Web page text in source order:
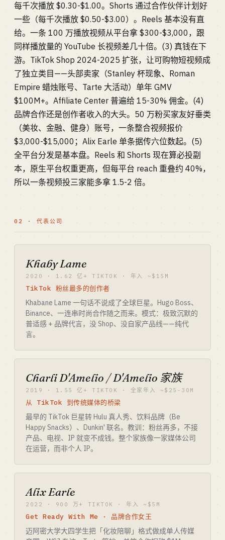
每千次播放 $0.30-$1.00。Shorts 通过合作伙伴计划好
一些（每千次播放 $0.50-$3.00）。Reels 基本没有直
给。一条 100 万播放视频从平台拿 $300-$3,000，跟
同样播放量的 YouTube 长视频差几十倍。(3) 真钱在下
游。TikTok Shop 2024-2025 扩张，让可购物短视频成
了独立类目——头部卖家（Stanley 杯现象、Roman
Empire 蜡烛账号、Tarte 大活动）单年 GMV
$100M+。Affiliate Center 普遍给 15-30% 佣金。(4)
品牌合作还是创作者收入的大头。50 万粉买家友好垂类
（美妆、金融、健身）账号，一条整合视频报价
$3,000-$15,000；Alix Earle 单条据传六位数起。(5)
全平台分发是基本盘。Reels 和 Shorts 现在算必投副
本，原生平台权重更高，但每平台 reach 重叠约 40%，
所以一条视频投三家能多拿 1.5-2 倍。
02 · 代表公司
Khaby Lame
2020 · 1.62 亿+ TIKTOK · 年入 ~$15M
TikTok 粉丝最多的创作者
Khabane Lame 一句话不说成了全球巨星。Hugo Boss、
Binance、一连串时尚合作随之而来。模式：极致沉默的
普适感 + 品牌代言，没 Shop、没自家产品线——纯代
言。
Charli D'Amelio / D'Amelio 家族
2019 · 1.55 亿+ TIKTOK · 全家年入 ~$25-30M
从 TikTok 到传统媒体的桥梁
最早的 TikTok 巨星转 Hulu 真人秀、饮料品牌（Be
Happy Snacks）、Dunkin' 联名。教训：粉丝再多，不接
产品、电视、IP 就变不成钱。整个家族像一家媒体公司
在运营，而非个人 IP。
Alix Earle
2022 · 900 万+ TIKTOK · 年入 ~$5M
Get Ready With Me · 品牌合作女王
迈阿密大学大四学生把「化妆陪聊」格式做成单人传媒